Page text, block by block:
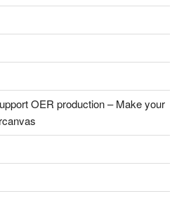
OER production – Make your